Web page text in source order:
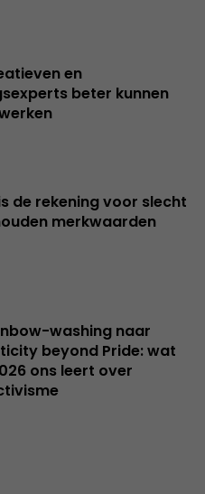
en
beter kunnen
de rekening voor slecht
merkwaarden
washing naar
beyond Pride: wat
ons leert over